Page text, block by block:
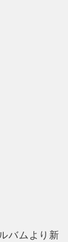
バムより新